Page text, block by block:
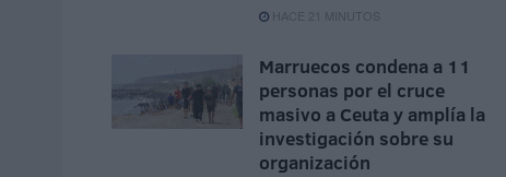
HACE 21 MINUTOS
Marruecos condena a 11
personas por el cruce
masivo a Ceuta y amplía la
investigación sobre su
organización